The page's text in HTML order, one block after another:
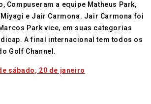
Compuseram a equipe Matheus Park,
e Jair Carmona. Jair Carmona foi
Park vice, em suas categorias
A final internacional tem todos os
Golf Channel.
sábado, 20 de janeiro